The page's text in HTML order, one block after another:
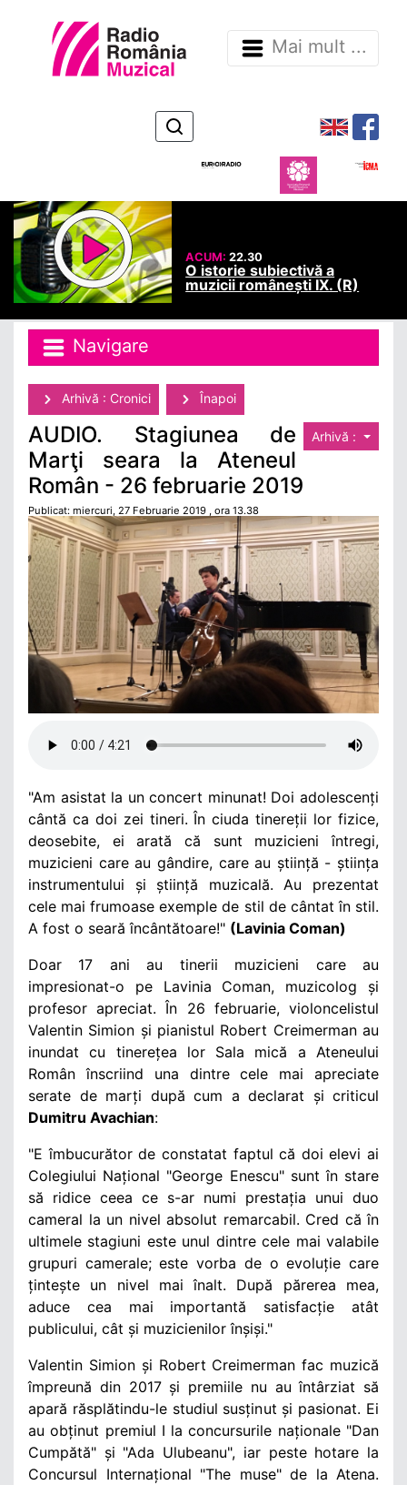
Mai mult ...
ACUM:22.30
O istorie subiectivă a
muzicii românești IX. (R)
Navigare
Arhivă : Cronici Înapoi
Arhivă :
AUDIO. Stagiunea de
Marţi seara la Ateneul
Român - 26 februarie 2019
Publicat: miercuri, 27 Februarie 2019 , ora 13.38
"Am asistat la un concert minunat! Doi adolescenți
cântă ca doi zei tineri. În ciuda tinereții lor fizice,
deosebite, ei arată că sunt muzicieni întregi,
muzicieni care au gândire, care au știință - știința
instrumentului și știință muzicală. Au prezentat
cele mai frumoase exemple de stil de cântat în stil.
A fost o seară încântătoare!" (Lavinia Coman)
Doar 17 ani au tinerii muzicieni care au
impresionat-o pe Lavinia Coman, muzicolog și
profesor apreciat. În 26 februarie, violoncelistul
Valentin Simion și pianistul Robert Creimerman au
inundat cu tinerețea lor Sala mică a Ateneului
Român înscriind una dintre cele mai apreciate
serate de marți după cum a declarat și criticul
Dumitru Avachian:
"E îmbucurător de constatat faptul că doi elevi ai
Colegiului Național "George Enescu" sunt în stare
să ridice ceea ce s-ar numi prestația unui duo
cameral la un nivel absolut remarcabil. Cred că în
ultimele stagiuni este unul dintre cele mai valabile
grupuri camerale; este vorba de o evoluție care
țintește un nivel mai înalt. După părerea mea,
aduce cea mai importantă satisfacție atât
publicului, cât și muzicienilor înșiși."
Valentin Simion și Robert Creimerman fac muzică
împreună din 2017 și premiile nu au întârziat să
apară răsplătindu-le studiul susținut și pasionat. Ei
au obținut premiul I la concursurile naționale "Dan
Cumpătă" și "Ada Ulubeanu", iar peste hotare la
Concursul Internațional "The muse" de la Atena.